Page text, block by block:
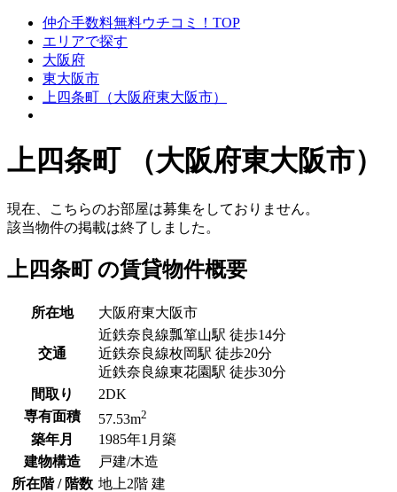
仲介手数料無料ウチコミ！TOP
エリアで探す
大阪府
東大阪市
上四条町（大阪府東大阪市）
上四条町 （大阪府東大阪市）
現在、こちらのお部屋は募集をしておりません。
該当物件の掲載は終了しました。
上四条町 の賃貸物件概要
所在地 大阪府東大阪市
交通
近鉄奈良線瓢箪山駅 徒歩14分
近鉄奈良線枚岡駅 徒歩20分
近鉄奈良線東花園駅 徒歩30分
間取り
2DK
専有面積
57.53m2
築年月
1985年1月築
建物構造
戸建/木造
所在階 / 階数 地上2階 建